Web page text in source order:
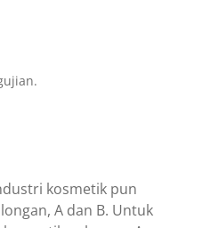
kosmetik pun
A dan B. Untuk